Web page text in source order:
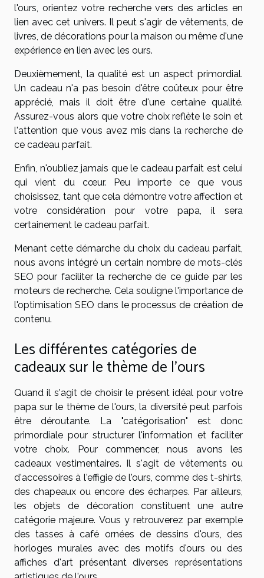
l'ours, orientez votre recherche vers des articles en
lien avec cet univers. Il peut s'agir de vêtements, de
livres, de décorations pour la maison ou même d'une
expérience en lien avec les ours.
Deuxièmement, la qualité est un aspect primordial.
Un cadeau n'a pas besoin d'être coûteux pour être
apprécié, mais il doit être d'une certaine qualité.
Assurez-vous alors que votre choix reflète le soin et
l'attention que vous avez mis dans la recherche de
ce cadeau parfait.
Enfin, n'oubliez jamais que le cadeau parfait est celui
qui vient du cœur. Peu importe ce que vous
choisissez, tant que cela démontre votre affection et
votre considération pour votre papa, il sera
certainement le cadeau parfait.
Menant cette démarche du choix du cadeau parfait,
nous avons intégré un certain nombre de mots-clés
SEO pour faciliter la recherche de ce guide par les
moteurs de recherche. Cela souligne l'importance de
l'optimisation SEO dans le processus de création de
contenu.
Les différentes catégories de
cadeaux sur le thème de l'ours
Quand il s'agit de choisir le présent idéal pour votre
papa sur le thème de l'ours, la diversité peut parfois
être déroutante. La "catégorisation" est donc
primordiale pour structurer l'information et faciliter
votre choix. Pour commencer, nous avons les
cadeaux vestimentaires. Il s'agit de vêtements ou
d'accessoires à l'effigie de l'ours, comme des t-shirts,
des chapeaux ou encore des écharpes. Par ailleurs,
les objets de décoration constituent une autre
catégorie majeure. Vous y retrouverez par exemple
des tasses à café ornées de dessins d'ours, des
horloges murales avec des motifs d'ours ou des
affiches d'art présentant diverses représentations